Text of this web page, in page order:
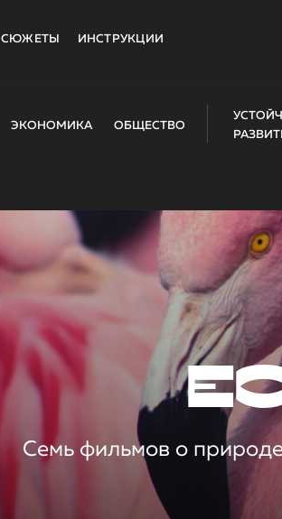
СЮЖЕТЫ ИНСТРУКЦИИ
ЭКОНОМИКА ОБЩЕСТВО
Семь фильмов о